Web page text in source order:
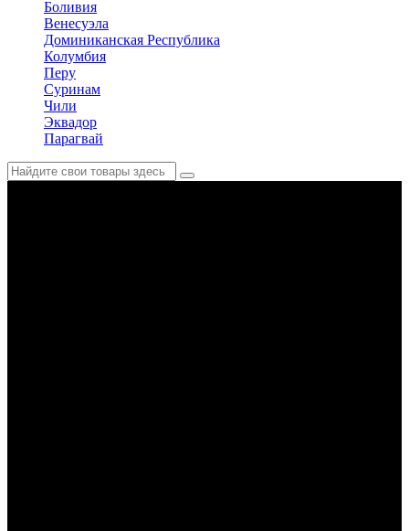
Боливия
Венесуэла
Доминиканская Республика
Колумбия
Перу
Суринам
Чили
Эквадор
Парагвай